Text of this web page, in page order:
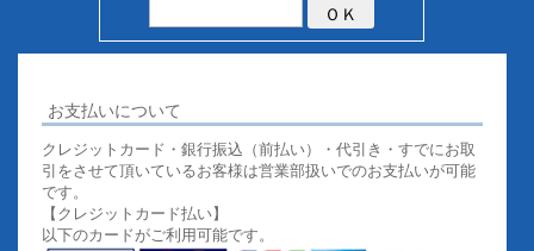
お支払いについて
クレジットカード・銀行振込（前払い）・代引き・すでにお取
引をさせて頂いているお客様は営業部扱いでのお支払いが可能
です。
【クレジットカード払い】
以下のカードがご利用可能です。